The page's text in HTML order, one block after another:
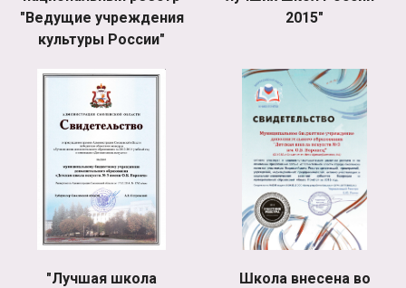
"Ведущие учреждения
культуры России"
2015"
"Лучшая школа
Школа внесена во